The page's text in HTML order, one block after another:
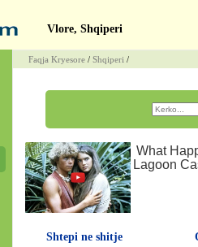
Vlore, Shqiperi
Faqja Kryesore / Shqiperi /
Shtepi ne shitje